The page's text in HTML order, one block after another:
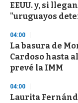
EEUU. y, si
"uruguayos
04:00
La basura de
Cardoso hasta
prevé la IMM
04:00
Laurita